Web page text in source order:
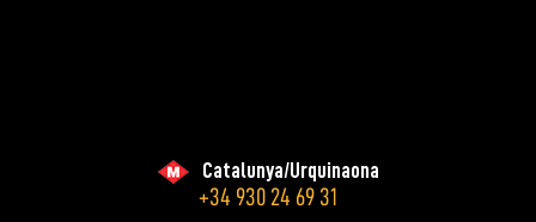
Catalunya/Urquinaona
+34 930 24 69 31